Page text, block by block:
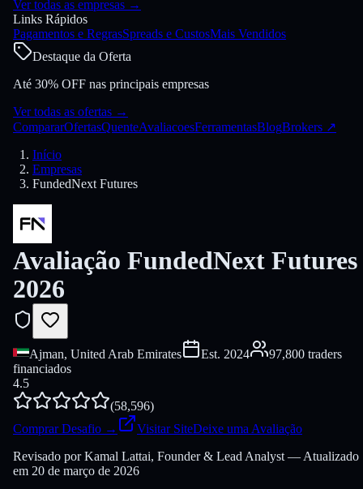
Ver todas as empresas →
Links Rápidos
Pagamentos e RegrasSpreads e CustosMais Vendidos
Destaque da Oferta
Até 30% OFF nas principais empresas
Ver todas as ofertas →
CompararOfertasQuenteAvaliacoesFerramentasBlogBrokers ↗
Início
Empresas
FundedNext Futures
Avaliação FundedNext Futures
2026
Ajman, United Arab Emirates Est. 2024
97,800 traders
financiados
4.5
(58,596)
Comprar Desafio → Visitar SiteDeixe uma Avaliação
Revisado por Kamal Lattai, Founder & Lead Analyst — Atualizado
em 20 de março de 2026